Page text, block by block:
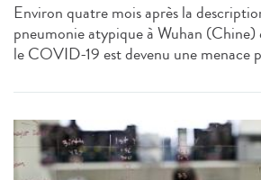
Environ quatre mois après la
pneumonie atypique à Wuhan
le COVID-19 est devenu une menace